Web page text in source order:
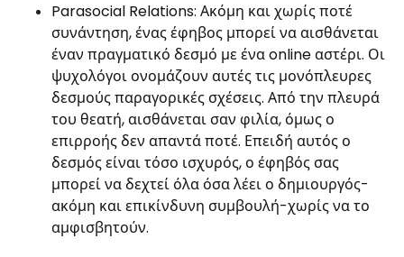
Parasocial Relations: Ακόμη και χωρίς ποτέ
συνάντηση, ένας έφηβος μπορεί να αισθάνεται
έναν πραγματικό δεσμό με ένα online αστέρι. Οι
ψυχολόγοι ονομάζουν αυτές τις μονόπλευρες
δεσμούς παραγορικές σχέσεις. Από την πλευρά
του θεατή, αισθάνεται σαν φιλία, όμως ο
επιρροής δεν απαντά ποτέ. Επειδή αυτός ο
δεσμός είναι τόσο ισχυρός, ο έφηβός σας
μπορεί να δεχτεί όλα όσα λέει ο δημιουργός-
ακόμη και επικίνδυνη συμβουλή-χωρίς να το
αμφισβητούν.